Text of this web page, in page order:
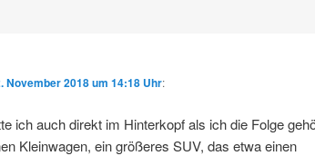
November 2018 um 14:18 Uhr:
ich auch direkt im Hinterkopf als ich die Folge
Kleinwagen, ein größeres SUV, das etwa einen